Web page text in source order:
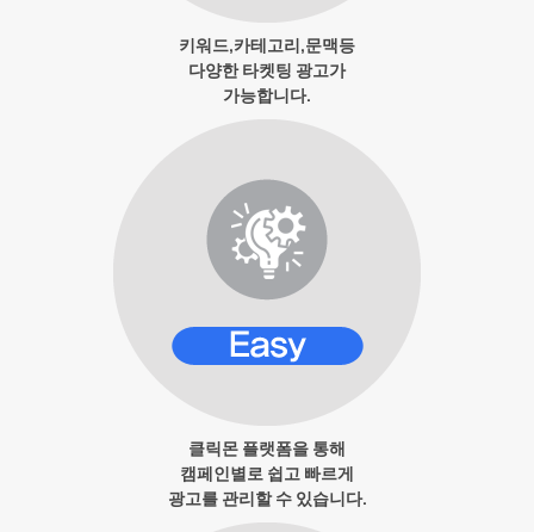
키워드,카테고리,문맥등
다양한 타켓팅 광고가
가능합니다.
클릭몬 플랫폼을 통해
캠페인별로 쉽고 빠르게
광고를 관리할 수 있습니다.